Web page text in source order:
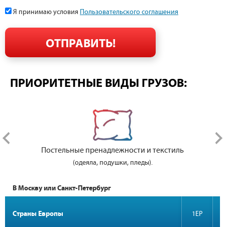
Я принимаю условия Пользовательского соглашения
ПРИОРИТЕТНЫЕ ВИДЫ ГРУЗОВ:
Постельные пренадлежности и текстиль
(одеяла, подушки, пледы).
В Москву или Санкт-Петербург
Страны Европы 1EP